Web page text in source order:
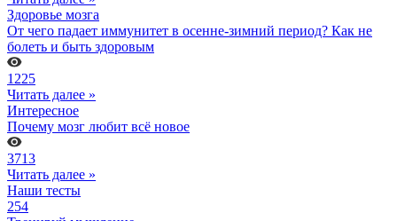
Здоровье мозга
От чего падает иммунитет в осенне-зимний период? Как не
болеть и быть здоровым
1225
Читать далее »
Интересное
Почему мозг любит всё новое
3713
Читать далее »
Наши тесты
254